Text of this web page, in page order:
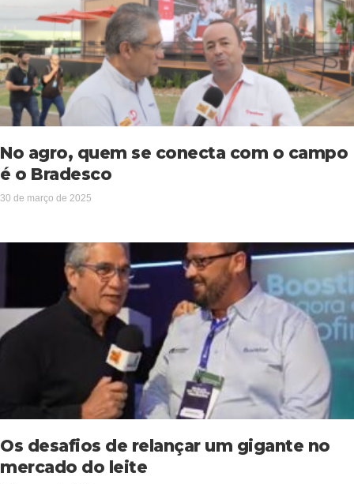
No agro, quem se conecta com o campo
é o Bradesco
30 de março de 2025
Os desafios de relançar um gigante no
mercado do leite